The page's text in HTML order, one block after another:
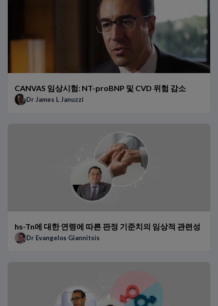
CANVAS 임상시험: NT-proBNP 및 CVD 위험 감소
Dr James L Januzzi
hs-Tn에 대한 연령에 따른 판정 기준치의 임상적 관련성
Dr Evangelos Giannitsis